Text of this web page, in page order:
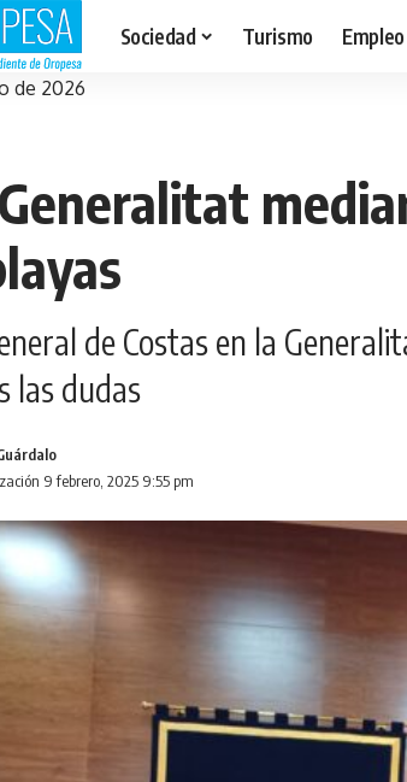
Sociedad Turismo Empleo
de 2026
de Costas en la
las dudas
9 febrero, 2025 9:55 pm